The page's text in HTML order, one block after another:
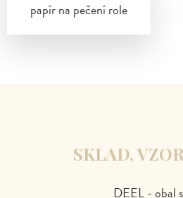
papír na pečení role
SKLAD,
DEEL - obal